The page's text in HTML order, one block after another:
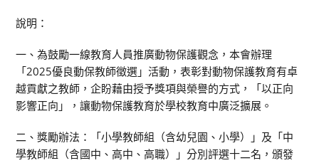
說明：
一、為鼓勵一線教育人員推廣動物保護觀念，本會辦理
「2025優良動保教師徵選」活動，表彰對動物保護教育有卓
越貢獻之教師，企盼藉由授予獎項與榮譽的方式，「以正向
影響正向」，讓動物保護教育於學校教育中廣泛擴展。
二、獎勵辦法：「小學教師組（含幼兒園、小學）」及「中
學教師組（含國中、高中、高職）」分別評選十二名，頒發